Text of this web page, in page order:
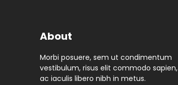
About
Morbi posuere, sem ut condimentum
vestibulum, risus elit commodo sapien,
ac iaculis libero nibh in metus.